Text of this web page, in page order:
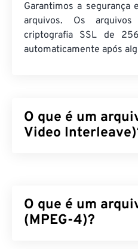
Garantimos a segurança
arquivos. Os
criptografia SSL de
automaticamente após
O que é um
Video
(RIFF). Com a ajuda de
AVI pode suportar
O que é um
(MPEG-4)?